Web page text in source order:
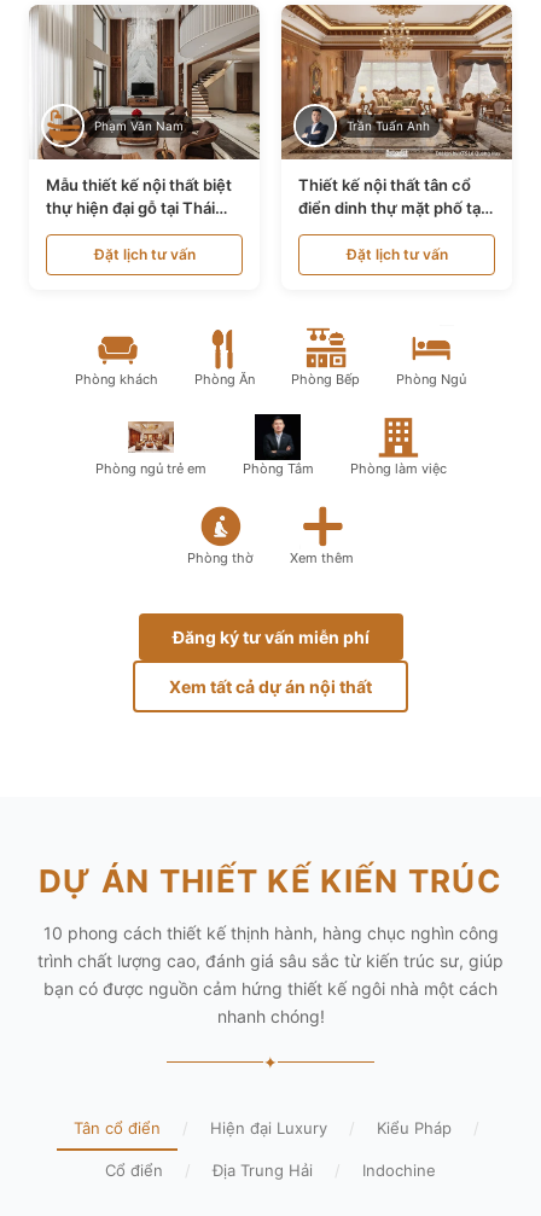
Phạm Văn Nam
Mẫu thiết kế nội thất biệt
thự hiện đại gỗ tại Thái
Bình NT9188719
Đặt lịch tư vấn
Trần Tuấn Anh
Thiết kế nội thất tân cổ
điển dinh thự mặt phố tại
Quảng Ninh NT24531
Đặt lịch tư vấn
Phòng khách Phòng Ăn Phòng Bếp Phòng Ngủ
Phòng ngủ trẻ em Phòng Tắm Phòng làm việc
Phòng thờ Xem thêm
Đăng ký tư vấn miễn phí
Xem tất cả dự án nội thất
DỰ ÁN THIẾT KẾ KIẾN TRÚC
10 phong cách thiết kế thịnh hành, hàng chục nghìn công
trình chất lượng cao, đánh giá sâu sắc từ kiến trúc sư, giúp
bạn có được nguồn cảm hứng thiết kế ngôi nhà một cách
nhanh chóng!
✦
Tân cổ điển / Hiện đại Luxury / Kiểu Pháp /
Cổ điển / Địa Trung Hải / Indochine